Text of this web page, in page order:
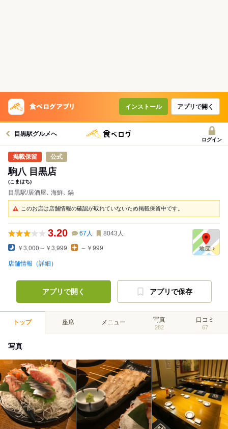
インストール アプリで開く
目黒駅グルメへ
ログイン
公式
駒八 目黒店
(こまはち)
目黒駅/居酒屋､ 海鮮､ 鍋
このお店は店舗情報の確認が取れていないため掲載保留中です。
3.20 67 人 8043 人
￥3,000～￥3,999 ～￥999
店舗情報（詳細）
アプリで開く アプリで保存
トップ 座席 メニュー 写真
282
口コミ
67
写真